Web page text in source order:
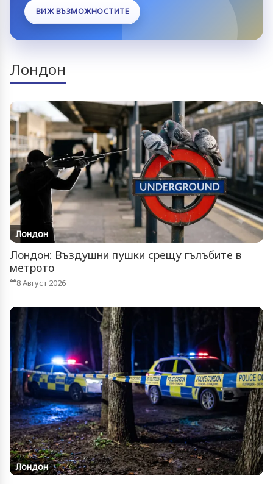
ВИЖ ВЪЗМОЖНОСТИТЕ
Лондон
Лондон
Лондон: Въздушни пушки срещу гълъбите в
метрото
8 Август 2026
Лондон